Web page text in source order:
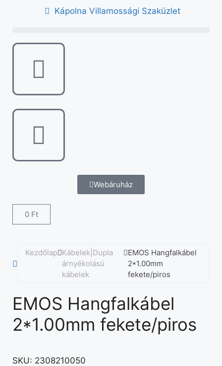
Kápolna Villamossági Szaküzlet
Webáruház
0 Ft
Kezdőlap Kábelek|Dupla
árnyékolású
kábelek
EMOS Hangfalkábel
2*1.00mm
fekete/piros
EMOS Hangfalkábel
2*1.00mm fekete/piros
SKU: 2308210050